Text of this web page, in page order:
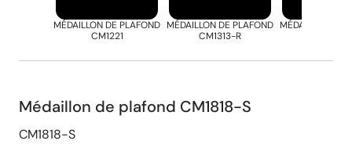
MÉDAILLON DE PLAFOND
CM1221
MÉDAILLON DE PLAFOND
CM1313-R
MÉDAILLON DE
Médaillon de plafond CM1818-S
CM1818-S